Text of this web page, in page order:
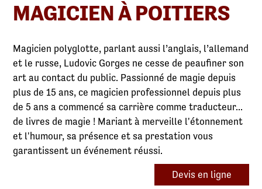
MAGICIEN À POITIERS
Magicien polyglotte, parlant aussi l’anglais, l’allemand
et le russe, Ludovic Gorges ne cesse de peaufiner son
art au contact du public. Passionné de magie depuis
plus de 15 ans, ce magicien professionnel depuis plus
de 5 ans a commencé sa carrière comme traducteur...
de livres de magie ! Mariant à merveille l'étonnement
et l'humour, sa présence et sa prestation vous
garantissent un événement réussi.
Devis en ligne